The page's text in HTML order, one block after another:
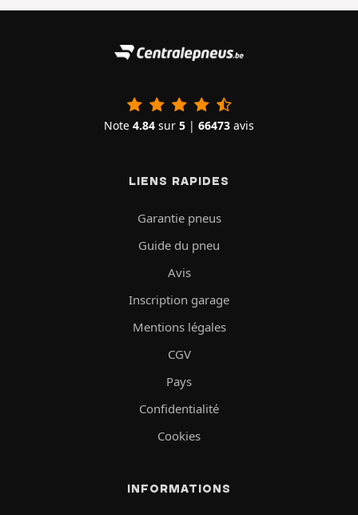
Note 4.84 sur 5 | 66473 avis
LIENS RAPIDES
Garantie pneus
Guide du pneu
Avis
Inscription garage
Mentions légales
CGV
Pays
Confidentialité
Cookies
INFORMATIONS